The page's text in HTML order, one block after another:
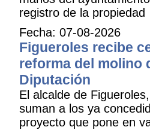
registro de la propiedad
Fecha: 07-08-2026
Figueroles recibe
reforma del molino
Diputación
El alcalde de
suman a los ya
proyecto que pone en